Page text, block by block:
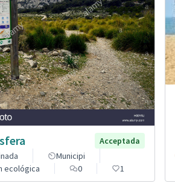
Acceptada
Municipi
ecológica
0 1